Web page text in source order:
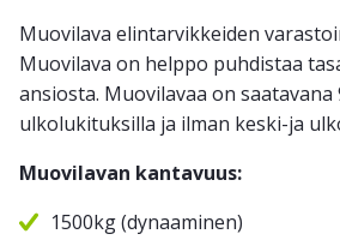
Muovilava elintarvikkeiden
Muovilava on helppo puhdistaa
ansiosta. Muovilavaa on saatavana
ulkolukituksilla ja ilman keski-ja
Muovilavan kantavuus:
1500kg (dynaaminen)